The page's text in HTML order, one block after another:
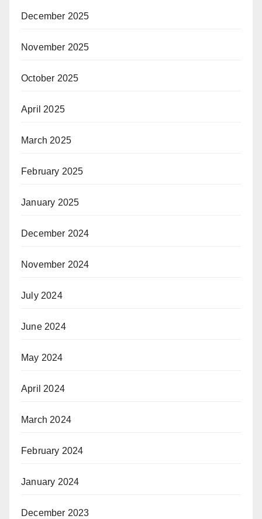
December 2025
November 2025
October 2025
April 2025
March 2025
February 2025
January 2025
December 2024
November 2024
July 2024
June 2024
May 2024
April 2024
March 2024
February 2024
January 2024
December 2023